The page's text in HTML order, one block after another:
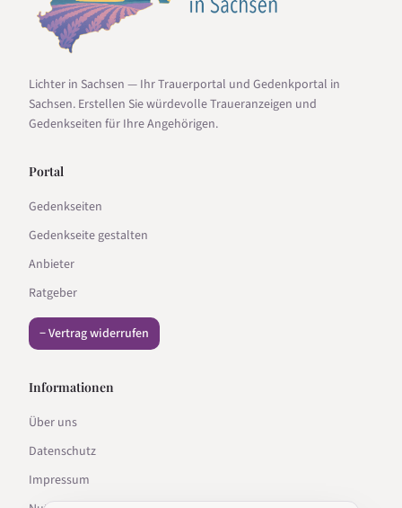
Lichter in Sachsen — Ihr Trauerportal und Gedenkportal in
Sachsen. Erstellen Sie würdevolle Traueranzeigen und
Gedenkseiten für Ihre Angehörigen.
Portal
Gedenkseiten
Gedenkseite gestalten
Anbieter
Ratgeber
− Vertrag widerrufen
Informationen
Über uns
Datenschutz
Impressum